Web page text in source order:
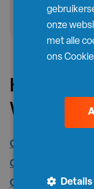
opgehaald
Huur een
Containers huren
Containers huren
Containers huren
onze
met alle
ons